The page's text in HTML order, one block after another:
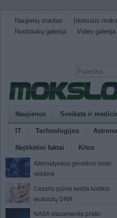
Naujienų srautas Įdomusis
Nuotraukų galerija
Video galerija
Naujienos Sveikata ir
IT Technologijos
Neįtikėtini faktai Kitos
Alternatyvaus genetinio kodo
reikšmė
Cezario pjūvis keičia kūdikio
leukocitų DNR
NASA visuomenės prašo